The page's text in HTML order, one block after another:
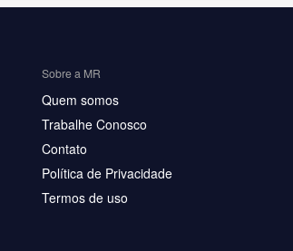
Sobre a MR
Quem somos
Trabalhe Conosco
Contato
Política de Privacidade
Termos de uso